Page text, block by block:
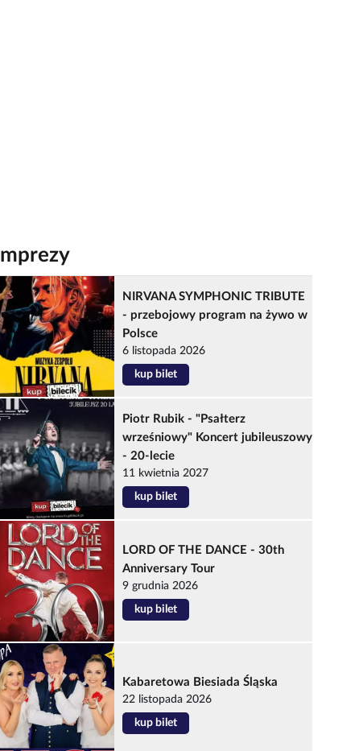
Imprezy
NIRVANA SYMPHONIC TRIBUTE
- przebojowy program na żywo w
Polsce
6 listopada 2026
kup bilet
Piotr Rubik - "Psałterz
wrześniowy" Koncert jubileuszowy
- 20-lecie
11 kwietnia 2027
kup bilet
LORD OF THE DANCE - 30th
Anniversary Tour
9 grudnia 2026
kup bilet
Kabaretowa Biesiada Śląska
22 listopada 2026
kup bilet